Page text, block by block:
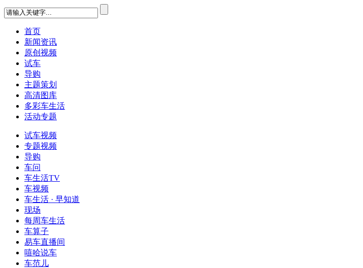
首页
新闻资讯
原创视频
试车
导购
主题策划
高清图库
多彩车生活
活动专题
试车视频
专题视频
导购
车问
车生活TV
车视频
车生活 · 早知道
现场
每周车生活
车算子
易车直播间
嘻哈说车
车范儿